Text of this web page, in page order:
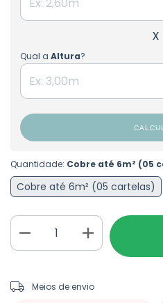
x
Qual a Altura?
Quantidade: Cobre até 6m² (05
Cobre até 6m² (05 cartelas)
Entregas para o CEP:
Meios de envio